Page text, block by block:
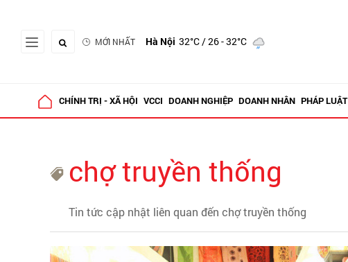
MỚI NHẤT Hà Nội 32°C/ 26 - 32°C
CHÍNH TRỊ - XÃ HỘI VCCI DOANH NGHIỆP DOANH NHÂN PHÁP LUẬT
chợ truyền thống
Tin tức cập nhật liên quan đến chợ truyền thống